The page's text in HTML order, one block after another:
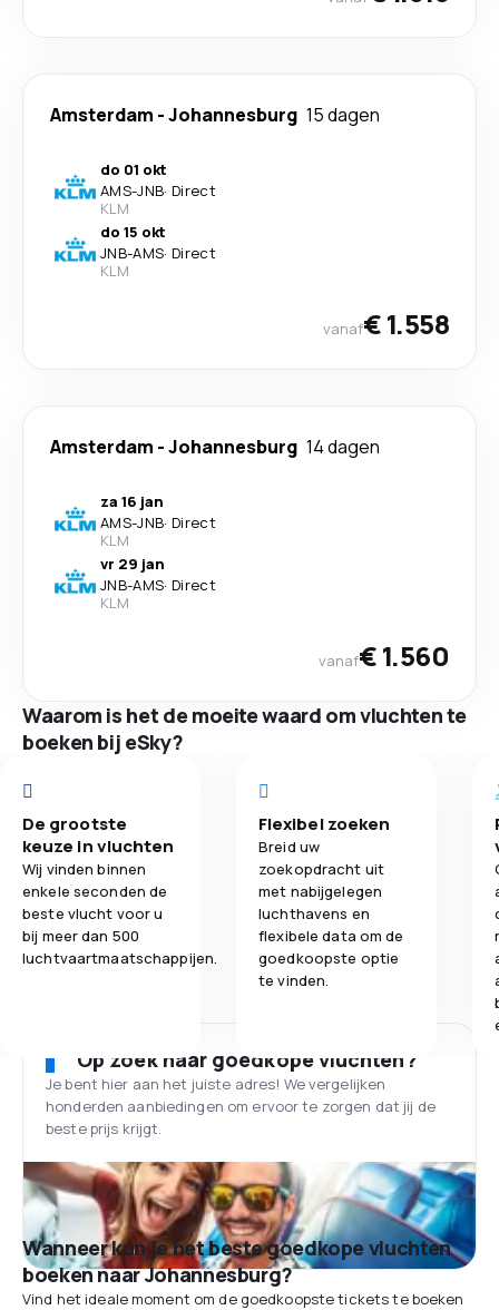
Amsterdam -Johannesburg 15 dagen
do 01 okt
AMS-JNB· Direct
KLM
do 15 okt
JNB-AMS· Direct
KLM
vanaf€ 1.558
Amsterdam -Johannesburg 14 dagen
za 16 jan
AMS-JNB· Direct
KLM
vr 29 jan
JNB-AMS· Direct
KLM
vanaf€ 1.560
Waarom is het de moeite waard om vluchten te
boeken bij eSky?
De grootste
keuze in vluchten
Wij vinden binnen
enkele seconden de
beste vlucht voor u
bij meer dan 500
luchtvaartmaatschappijen.
Flexibel zoeken
Breid uw
zoekopdracht uit
met nabijgelegen
luchthavens en
flexibele data om de
goedkoopste optie
te vinden.
Op zoek naar goedkope vluchten?
Je bent hier aan het juiste adres! We vergelijken
honderden aanbiedingen om ervoor te zorgen dat jij de
beste prijs krijgt.
Wanneer kun je het beste goedkope vluchten
boeken naar Johannesburg?
Vind het ideale moment om de goedkoopste tickets te boeken